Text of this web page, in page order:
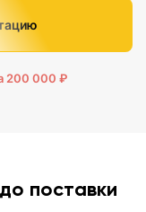
200 000 ₽
поставки